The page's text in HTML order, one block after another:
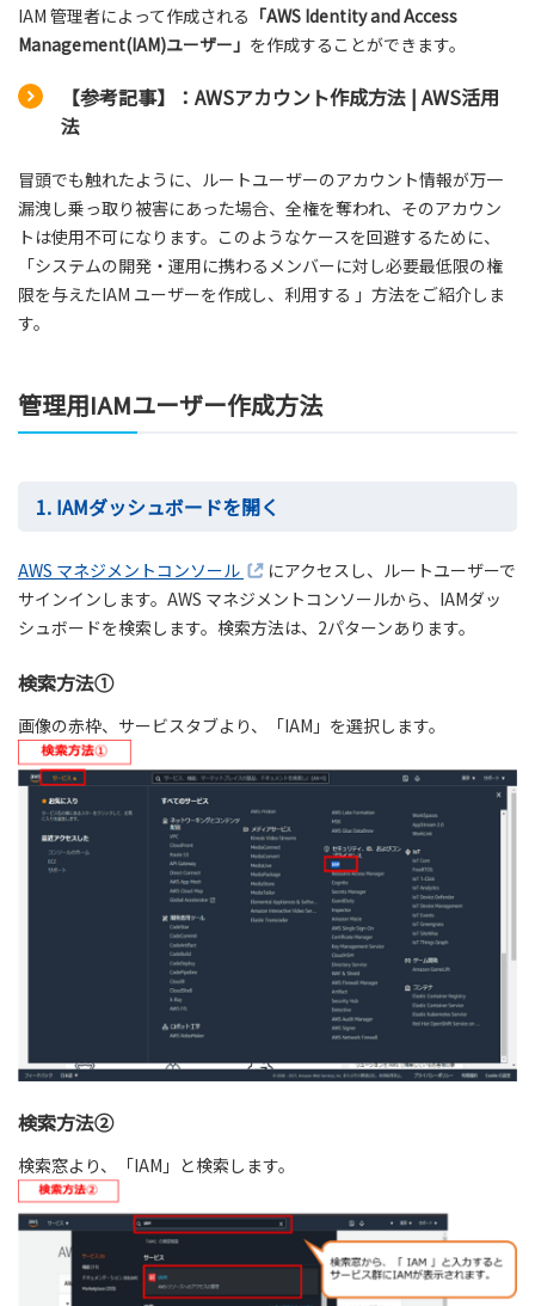
IAM 管理者によって作成される 「AWS Identity and Access
Management(IAM)ユーザー」 を作成することができます。
【参考記事】：AWSアカウント作成方法 | AWS活用
法
冒頭でも触れたように、ルートユーザーのアカウント情報が万一
漏洩し乗っ取り被害にあった場合、全権を奪われ、そのアカウン
トは使用不可になります。このようなケースを回避するために、
「システムの開発・運用に携わるメンバーに対し必要最低限の権
限を与えたIAM ユーザーを作成し、利用する 」方法をご紹介しま
す。
管理用IAMユーザー作成方法
1. IAMダッシュボードを開く
AWS マネジメントコンソール
にアクセスし、ルートユーザーで
サインインします。AWS マネジメントコンソールから、IAMダッ
シュボードを検索します。検索方法は、2パターンあります。
検索方法①
画像の赤枠、サービスタブより、「IAM」を選択します。
検索方法②
検索窓より、「IAM」と検索します。